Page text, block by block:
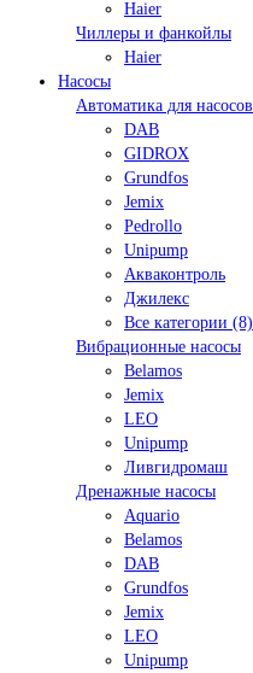
Haier
Чиллеры и фанкойлы
Haier
Насосы
Автоматика для насосов
DAB
GIDROX
Grundfos
Jemix
Pedrollo
Unipump
Акваконтроль
Джилекс
Все категории (8)
Вибрационные насосы
Belamos
Jemix
LEO
Unipump
Ливгидромаш
Дренажные насосы
Aquario
Belamos
DAB
Grundfos
Jemix
LEO
Unipump